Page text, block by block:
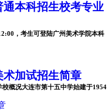
通本科招生校考专业
，考生可登陆广州美术学院本科
术加试招生简章
概况大连市第十五中学始建于1954